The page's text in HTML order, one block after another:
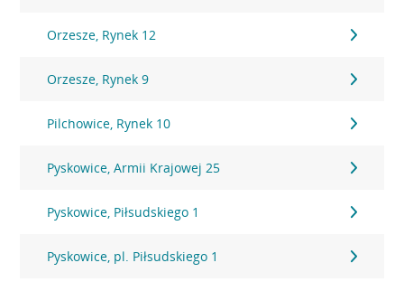
Orzesze, Rynek 12
Orzesze, Rynek 9
Pilchowice, Rynek 10
Pyskowice, Armii Krajowej 25
Pyskowice, Piłsudskiego 1
Pyskowice, pl. Piłsudskiego 1